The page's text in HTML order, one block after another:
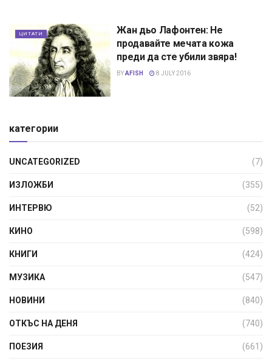
ЦИТАТИ
Жан дьо Лафонтен: Не
продавайте мечата кожа
преди да сте убили звяра!
BYAFISH 8 JULY 2016
категории
UNCATEGORIZED (7)
ИЗЛОЖБИ (355)
ИНТЕРВЮ (52)
КИНО (598)
КНИГИ (424)
МУЗИКА (547)
НОВИНИ (840)
ОТКЪС НА ДЕНЯ (740)
ПОЕЗИЯ (661)